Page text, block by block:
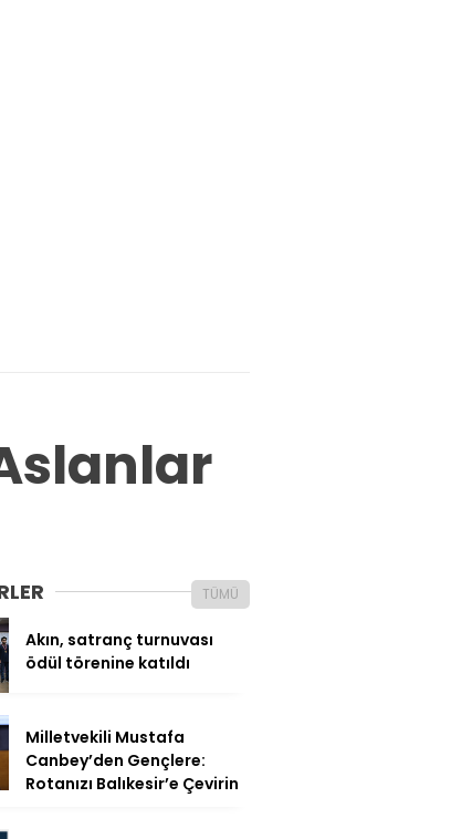
TÜMÜ
Akın, satranç turnuvası
ödül törenine katıldı
Milletvekili Mustafa
Canbey’den Gençlere:
Rotanızı Balıkesir’e Çevirin